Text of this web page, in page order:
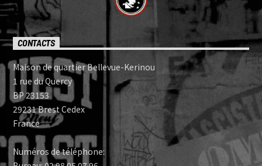
CONTACTS
Maison de quartier Bellevue-Kerinou
1 rue du Quercy
BP 23153
29231 Brest Cedex
France
Numéros de téléphone: